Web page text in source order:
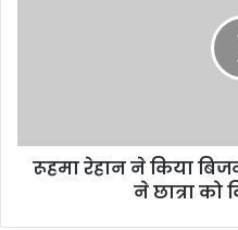
पत्रकारों
रूहमा रेहान ने किया
ने छात्रा को